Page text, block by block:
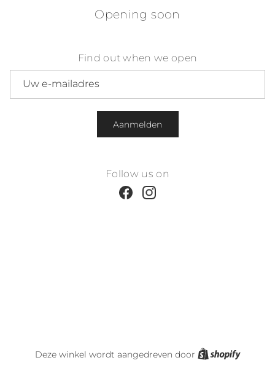
Opening soon
Find out when we open
Aanmelden
Follow us on
FacebookInstagram
Deze winkel wordt aangedreven door Shopify